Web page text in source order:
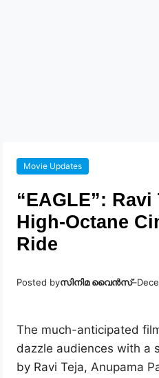
Movie Updates
“EAGLE”:
High-Octane
Ride
Posted byസിനിമ വൈൻസ്–
The much-anticipated
dazzle audiences with a
by Ravi Teja, Anupama